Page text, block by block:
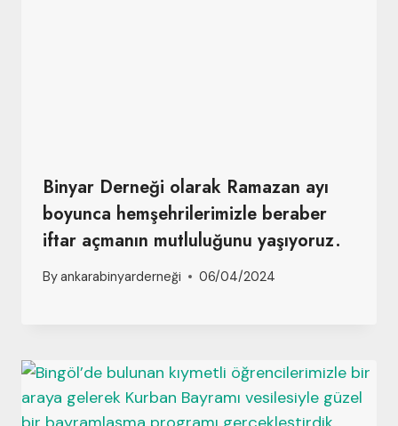
Binyar Derneği olarak Ramazan ayı
boyunca hemşehrilerimizle beraber
iftar açmanın mutluluğunu yaşıyoruz.
Byankarabinyarderneği 06/04/2024